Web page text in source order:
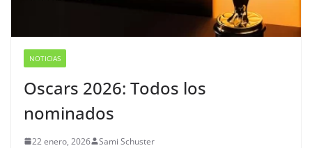
NOTICIAS
Oscars 2026: Todos los
nominados
22 enero, 2026 Sami Schuster